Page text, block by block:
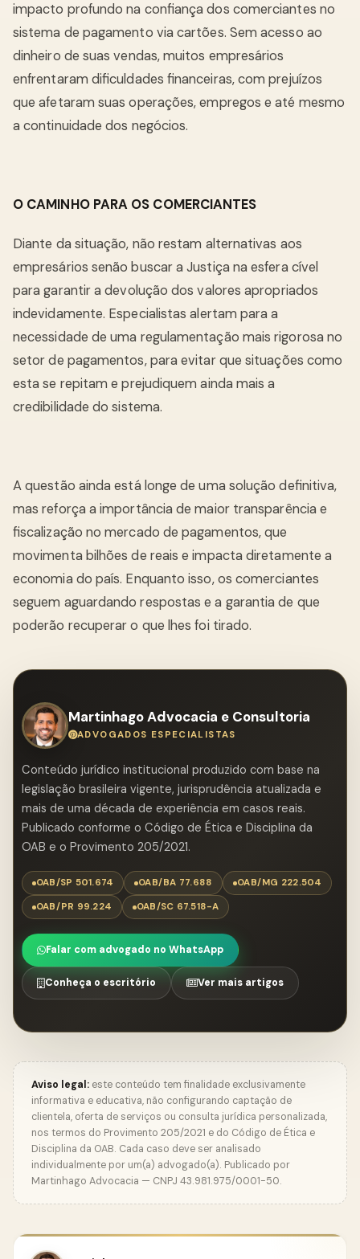
impacto profundo na confiança dos comerciantes no
sistema de pagamento via cartões. Sem acesso ao
dinheiro de suas vendas, muitos empresários
enfrentaram dificuldades financeiras, com prejuízos
que afetaram suas operações, empregos e até mesmo
a continuidade dos negócios.
O CAMINHO PARA OS COMERCIANTES
Diante da situação, não restam alternativas aos
empresários senão buscar a Justiça na esfera cível
para garantir a devolução dos valores apropriados
indevidamente. Especialistas alertam para a
necessidade de uma regulamentação mais rigorosa no
setor de pagamentos, para evitar que situações como
esta se repitam e prejudiquem ainda mais a
credibilidade do sistema.
A questão ainda está longe de uma solução definitiva,
mas reforça a importância de maior transparência e
fiscalização no mercado de pagamentos, que
movimenta bilhões de reais e impacta diretamente a
economia do país. Enquanto isso, os comerciantes
seguem aguardando respostas e a garantia de que
poderão recuperar o que lhes foi tirado.
Martinhago Advocacia e Consultoria
ADVOGADOS ESPECIALISTAS
Conteúdo jurídico institucional produzido com base na
legislação brasileira vigente, jurisprudência atualizada e
mais de uma década de experiência em casos reais.
Publicado conforme o Código de Ética e Disciplina da
OAB e o Provimento 205/2021.
OAB/SP 501.674 OAB/BA 77.688
OAB/MG 222.504
OAB/PR 99.224
OAB/SC 67.518-A
Falar com advogado no WhatsApp
Conheça o escritório Ver mais artigos
Aviso legal: este conteúdo tem finalidade exclusivamente
informativa e educativa, não configurando captação de
clientela, oferta de serviços ou consulta jurídica personalizada,
nos termos do Provimento 205/2021 e do Código de Ética e
Disciplina da OAB. Cada caso deve ser analisado
individualmente por um(a) advogado(a). Publicado por
Martinhago Advocacia — CNPJ 43.981.975/0001-50.